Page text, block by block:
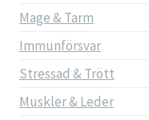
Mage & Tarm
Immunförsvar
Stressad & Trött
Muskler & Leder